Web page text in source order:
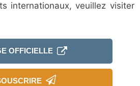
internationaux, veuillez visiter
OFFICIELLE